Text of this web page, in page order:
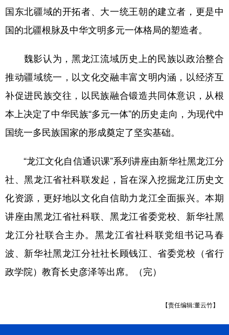
国东北疆域的开拓者、大一统王朝的建立者，更是中
国的北疆根脉及中华文明多元一体格局的塑造者。
魏影认为，黑龙江流域历史上的民族以政治整合
推动疆域统一，以文化交融丰富文明内涵，以经济互
补促进民族交往，以民族融合锻造共同体意识，从根
本上决定了中华民族“多元一体”的历史走向，为现代中
国统一多民族国家的形成奠定了坚实基础。
“龙江文化自信通识课”系列讲座由新华社黑龙江分
社、黑龙江省社科联发起，旨在深入挖掘龙江历史文
化资源，更好地以文化自信助力龙江全面振兴。本期
讲座由黑龙江省社科联、黑龙江省委党校、新华社黑
龙江分社联合主办。黑龙江省社科联党组书记马春
波、新华社黑龙江分社社长顾钱江、省委党校（省行
政学院）教育长史彦泽等出席。（完）
【责任编辑:董云竹】